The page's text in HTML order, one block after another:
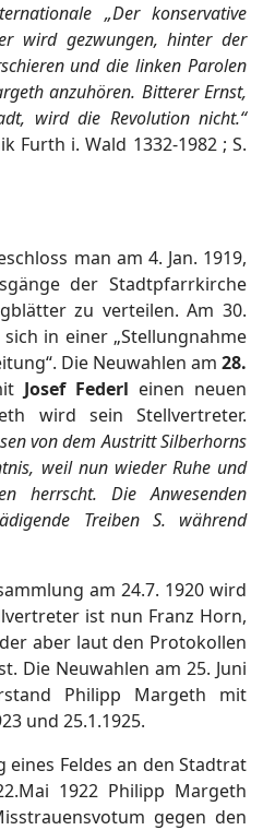
„Der konservative
wird gezwungen, hinter der
und die linken Parolen
anzuhören. Bitterer Ernst,
wird die Revolution nicht.“
Furth i. Wald 1332-1982 ; S.
man am 4. Jan. 1919,
der Stadtpfarrkirche
zu verteilen. Am 30.
in einer „Stellungnahme
Die Neuwahlen am 28.
Josef Federl einen neuen
wird sein Stellvertreter.
von dem Austritt Silberhorns
weil nun wieder Ruhe und
herrscht. Die Anwesenden
Treiben S. während
am 24.7. 1920 wird
ist nun Franz Horn,
aber laut den Protokollen
Die Neuwahlen am 25. Juni
Philipp Margeth mit
und 25.1.1925.
eines Feldes an den Stadtrat
1922 Philipp Margeth
gegen den